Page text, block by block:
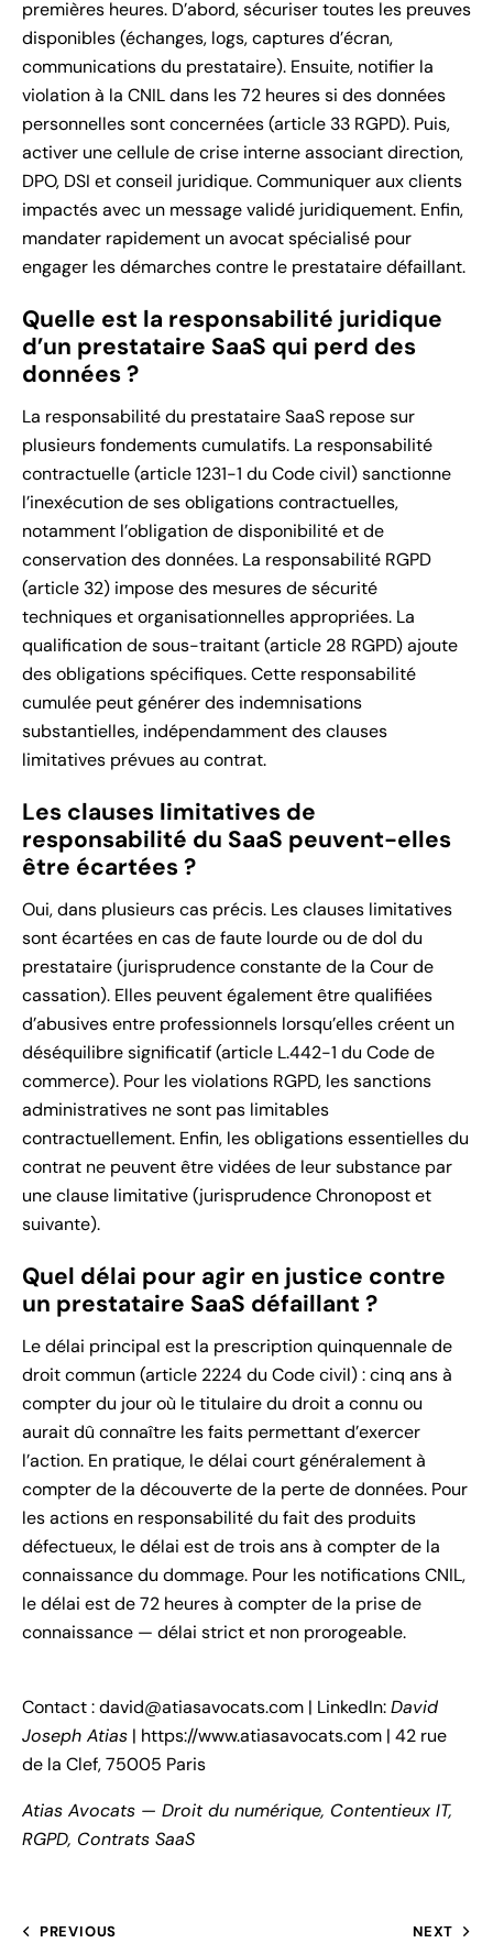
premières heures. D’abord, sécuriser toutes les preuves
disponibles (échanges, logs, captures d’écran,
communications du prestataire). Ensuite, notifier la
violation à la CNIL dans les 72 heures si des données
personnelles sont concernées (article 33 RGPD). Puis,
activer une cellule de crise interne associant direction,
DPO, DSI et conseil juridique. Communiquer aux clients
impactés avec un message validé juridiquement. Enfin,
mandater rapidement un avocat spécialisé pour
engager les démarches contre le prestataire défaillant.
Quelle est la responsabilité juridique
d’un prestataire SaaS qui perd des
données ?
La responsabilité du prestataire SaaS repose sur
plusieurs fondements cumulatifs. La responsabilité
contractuelle (article 1231-1 du Code civil) sanctionne
l’inexécution de ses obligations contractuelles,
notamment l’obligation de disponibilité et de
conservation des données. La responsabilité RGPD
(article 32) impose des mesures de sécurité
techniques et organisationnelles appropriées. La
qualification de sous-traitant (article 28 RGPD) ajoute
des obligations spécifiques. Cette responsabilité
cumulée peut générer des indemnisations
substantielles, indépendamment des clauses
limitatives prévues au contrat.
Les clauses limitatives de
responsabilité du SaaS peuvent-elles
être écartées ?
Oui, dans plusieurs cas précis. Les clauses limitatives
sont écartées en cas de faute lourde ou de dol du
prestataire (jurisprudence constante de la Cour de
cassation). Elles peuvent également être qualifiées
d’abusives entre professionnels lorsqu’elles créent un
déséquilibre significatif (article L.442-1 du Code de
commerce). Pour les violations RGPD, les sanctions
administratives ne sont pas limitables
contractuellement. Enfin, les obligations essentielles du
contrat ne peuvent être vidées de leur substance par
une clause limitative (jurisprudence Chronopost et
suivante).
Quel délai pour agir en justice contre
un prestataire SaaS défaillant ?
Le délai principal est la prescription quinquennale de
droit commun (article 2224 du Code civil) : cinq ans à
compter du jour où le titulaire du droit a connu ou
aurait dû connaître les faits permettant d’exercer
l’action. En pratique, le délai court généralement à
compter de la découverte de la perte de données. Pour
les actions en responsabilité du fait des produits
défectueux, le délai est de trois ans à compter de la
connaissance du dommage. Pour les notifications CNIL,
le délai est de 72 heures à compter de la prise de
connaissance — délai strict et non prorogeable.
Contact :david@atiasavocats.com | LinkedIn:David
Joseph Atias | https://www.atiasavocats.com | 42 rue
de la Clef, 75005 Paris
Atias Avocats — Droit du numérique, Contentieux IT,
RGPD, Contrats SaaS
PREVIOUS NEXT